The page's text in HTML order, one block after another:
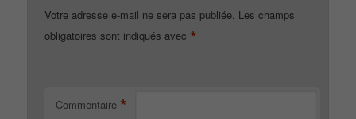
Votre adresse e-mail ne sera pas publiée. Les champs
obligatoires sont indiqués avec *
Commentaire *